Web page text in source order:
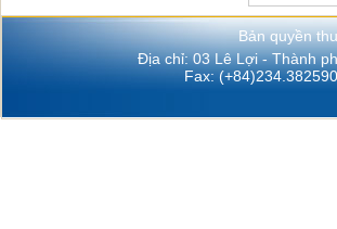
Bản quyền
Địa chỉ: 03 Lê Lợi - Thành
Fax: